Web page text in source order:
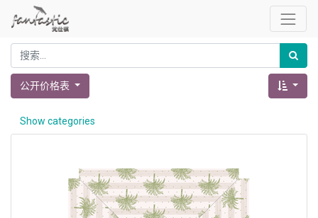
公开价格表
Show categories